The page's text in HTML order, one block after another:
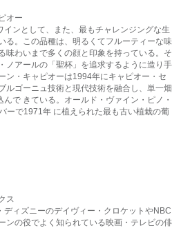
オー
インとして、また、最もチャレンジングな生
る。この品種は、明るくてフルーティーな味
味わいまで多くの顔と印象を持っている。そ
ノアールの「聖杯」を追求するように造り手
ン・キャピオーは1994年にキャピオー・セ
ルゴーニュ技術と現代技術を融合し、単一畑
で きている。オールド・ヴァイン・ピノ・
ーで1971年 に植えられた最も古い植栽の葡
ス
ディズニーのデイヴィー・クロケットやNBC
ンの役でよく知られている映画・テレビの俳